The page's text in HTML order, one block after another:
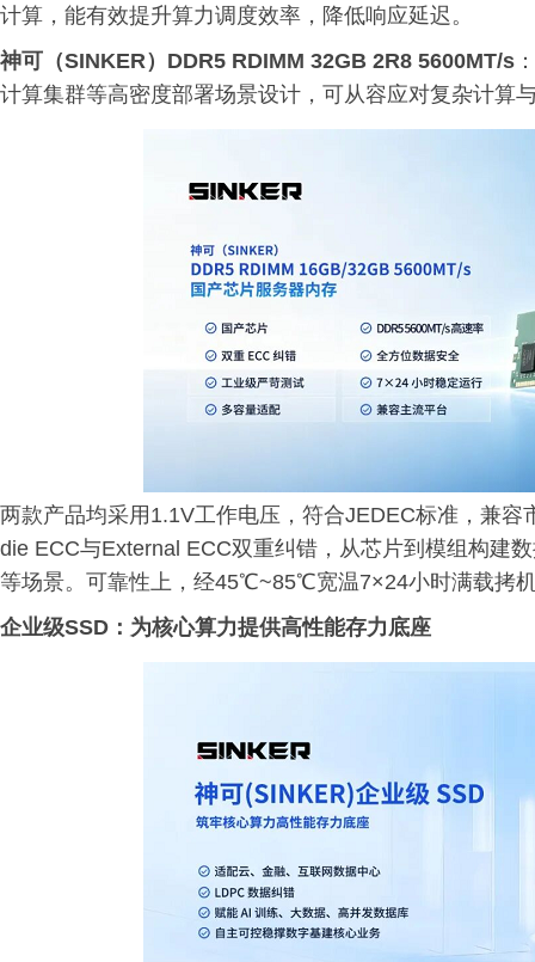
计算，能有效提升算力调度效率，降低响应延迟。
神可（SINKER）DDR5 RDIMM 32GB 2R8 5600MT/s
计算集群等高密度部署场景设计，可从容应对复杂计算
两款产品均采用1.1V工作电压，符合JEDEC标准，兼
die ECC与External ECC双重纠错，从芯片到模组构建
等场景。可靠性上，经45℃~85℃宽温7×24小时满载拷
企业级SSD：为核心算力提供高性能存力底座